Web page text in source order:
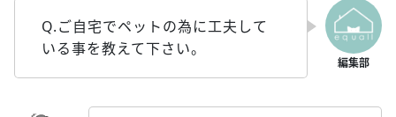
Q.ご自宅でペットの為に工夫して
いる事を教えて下さい。